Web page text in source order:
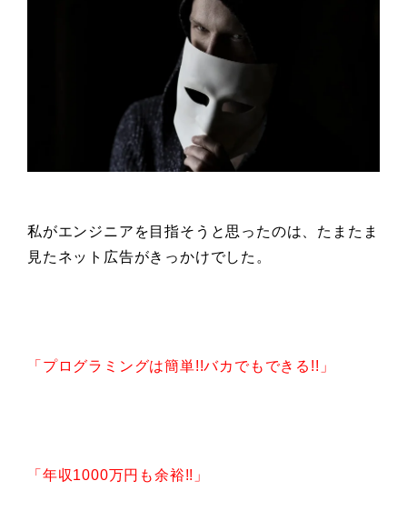
私がエンジニアを目指そうと思ったのは、たまたま
見たネット広告がきっかけでした。
「プログラミングは簡単!!バカでもできる!!」
「年収1000万円も余裕!!」